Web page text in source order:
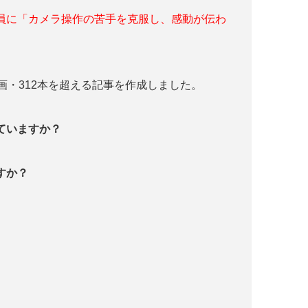
「カメラ操作の苦手を克服し、感動が伝わ
312本を超える記事を作成しました。
いますか？
か？